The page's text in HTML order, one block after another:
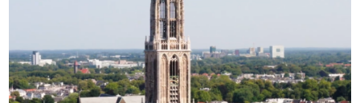
Werkzoekenden
Verwijzers
Nieuws